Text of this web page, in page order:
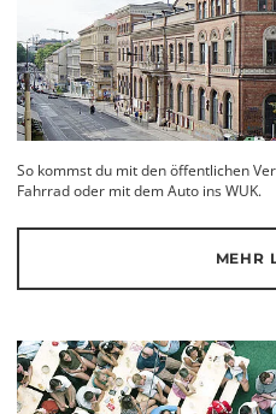
So kommst du mit den öffentlichen
Fahrrad oder mit dem Auto ins WUK.
MEHR